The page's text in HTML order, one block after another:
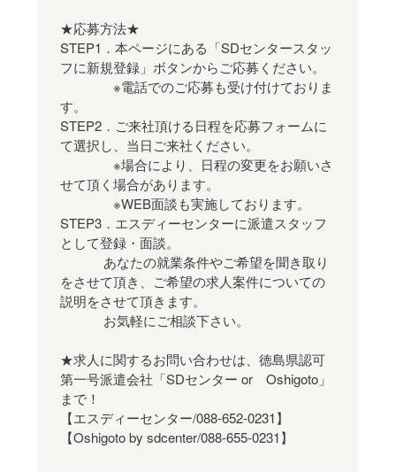
★応募方法★
STEP1．本ページにある「SDセンタースタッ
フに新規登録」ボタンからご応募ください。
※電話でのご応募も受け付けておりま
す。
STEP2．ご来社頂ける日程を応募フォームに
て選択し、当日ご来社ください。
※場合により、日程の変更をお願いさ
せて頂く場合があります。
※WEB面談も実施しております。
STEP3．エスディーセンターに派遣スタッフ
として登録・面談。
あなたの就業条件やご希望を聞き取り
をさせて頂き、ご希望の求人案件についての
説明をさせて頂きます。
お気軽にご相談下さい。
★求人に関するお問い合わせは、徳島県認可
第一号派遣会社「SDセンター or Oshigoto」
まで！
【エスディーセンター/088-652-0231】
【Oshigoto by sdcenter/088-655-0231】